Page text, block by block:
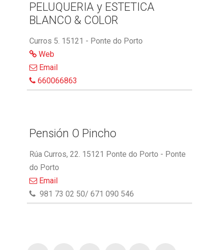
PELUQUERIA y ESTETICA
BLANCO & COLOR
Curros 5. 15121 - Ponte do Porto
Web
Email
660066863
Pensión O Pincho
Rúa Curros, 22. 15121 Ponte do Porto - Ponte
do Porto
Email
981 73 02 50/ 671 090 546